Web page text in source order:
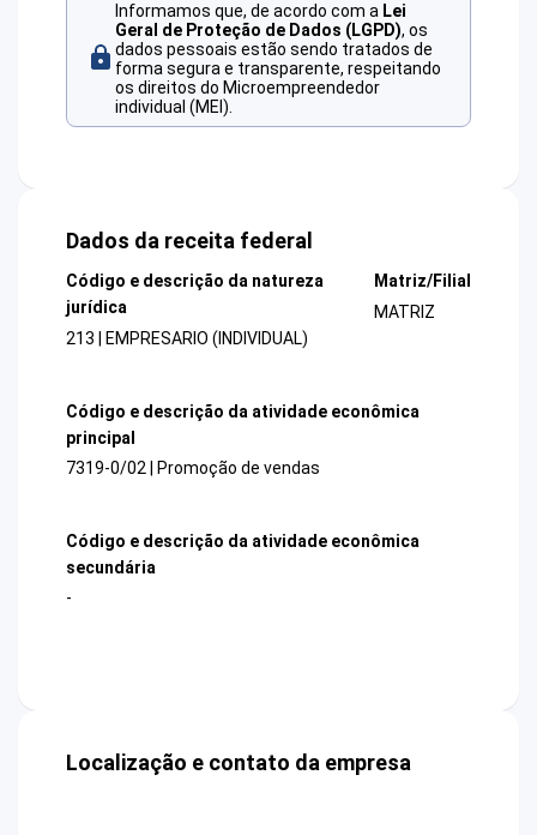
Informamos que, de acordo com a Lei
Geral de Proteção de Dados (LGPD), os
dados pessoais estão sendo tratados de
forma segura e transparente, respeitando
os direitos do Microempreendedor
individual (MEI).
Dados da receita federal
Código e descrição da natureza
jurídica
213 | EMPRESARIO (INDIVIDUAL)
Matriz/Filial
MATRIZ
Código e descrição da atividade econômica
principal
7319-0/02 | Promoção de vendas
Código e descrição da atividade econômica
secundária
-
Localização e contato da empresa